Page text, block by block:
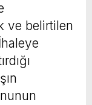
ve belirtilen